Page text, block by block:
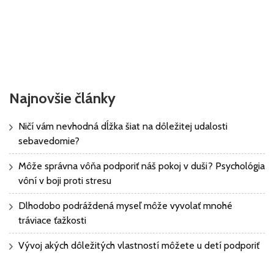
Najnovšie články
Ničí vám nevhodná dĺžka šiat na dôležitej udalosti
sebavedomie?
Môže správna vôňa podporiť náš pokoj v duši? Psychológia
vôní v boji proti stresu
Dlhodobo podráždená myseľ môže vyvolať mnohé
tráviace ťažkosti
Vývoj akých dôležitých vlastností môžete u detí podporiť